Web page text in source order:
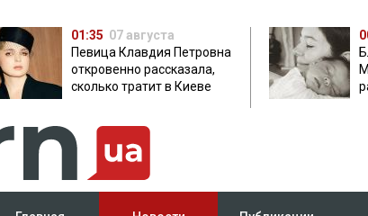
01:35 07 августа
Певица Клавдия Петровна
откровенно рассказала,
сколько тратит в Киеве